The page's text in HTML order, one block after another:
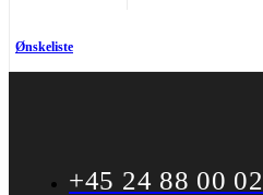
Ønskeliste
+45 24 88 00 02